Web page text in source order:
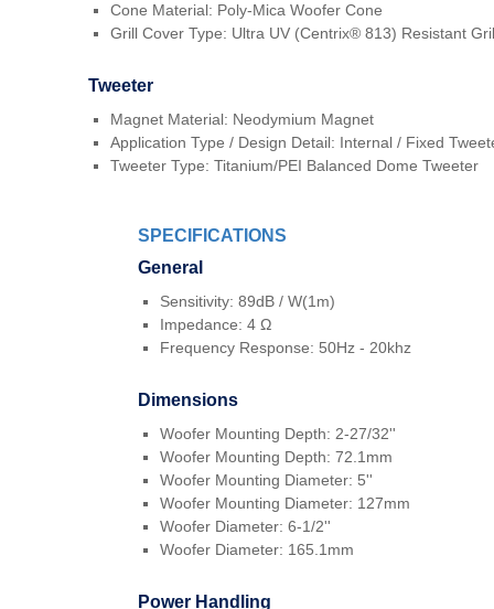
Cone Material: Poly-Mica Woofer Cone
Grill Cover Type: Ultra UV (Centrix® 813) Resistant
Tweeter
Magnet Material: Neodymium Magnet
Application Type / Design Detail: Internal / Fixed
Tweeter Type: Titanium/PEI Balanced Dome Tweeter
SPECIFICATIONS
General
Sensitivity: 89dB / W(1m)
Impedance: 4 Ω
Frequency Response: 50Hz - 20khz
Dimensions
Woofer Mounting Depth: 2-27/32''
Woofer Mounting Depth: 72.1mm
Woofer Mounting Diameter: 5''
Woofer Mounting Diameter: 127mm
Woofer Diameter: 6-1/2''
Woofer Diameter: 165.1mm
Power Handling